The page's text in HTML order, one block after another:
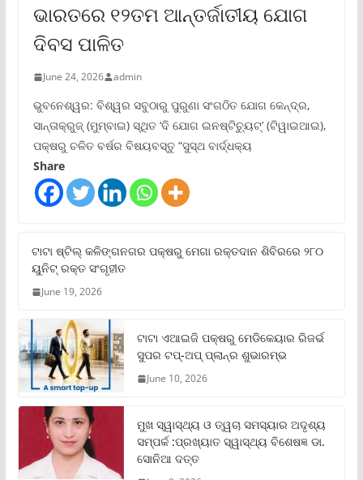
ଭାରତରେ ୧୨ତମ ଆନ୍ତର୍ଜାତୀୟ ଯୋଗ
ଦିବସ ପାଳିତ
June 24, 2026 admin
ଭୁବନେଶ୍ୱର: ବିଶ୍ୱର ସବୁଠାରୁ ପୁରୁଣା ସଂଗଠିତ ଯୋଗ କେନ୍ଦ୍ର,
ସାନ୍ତାକ୍ରୁଜ୍ (ମୁମ୍ବାଇ) ସ୍ଥିତ ‘ଦି ଯୋଗ ଇନଷ୍ଟିଚ୍ୟୁଟ୍‌’ (ଟିୱାଇଆଇ),
ପକ୍ଷରୁ ଚଳିତ ବର୍ଷର ବିଷୟବସ୍ତୁ “ସୁସ୍ଥ ବାର୍ଦ୍ଧକ୍ୟ
Share
ଟାଟା ଷ୍ଟିଲ୍‌ କଳିଙ୍ଗନଗର ପକ୍ଷରୁ ମେଗା ରକ୍ତଦାନ ଶିବିରରେ ୨୮୦
ୟୁନିଟ୍‌ ରକ୍ତ ସଂଗୃହୀତ
June 19, 2026
ଟାଟା ଏଆଇଜି ପକ୍ଷରୁ ମେଡିକେୟାର ରିଜର୍ଭ
ସୁପର ଟପ୍‌-ଅପ୍ ପ୍ଲାନ୍‌ର ଶୁଭାରମ୍ଭ
June 10, 2026
ମୁଖ ସ୍ୱାସ୍ଥ୍ୟ ଓ ତ୍ୱଚା ସମସ୍ୟାର ଅଦୃଶ୍ୟ
ସମ୍ପର୍କ :ପ୍ରଖ୍ୟାତ ସ୍ୱାସ୍ଥ୍ୟ ବିଶେଷଜ୍ଞ ଡା.
ସୋନିଆ ଦତ୍ତ